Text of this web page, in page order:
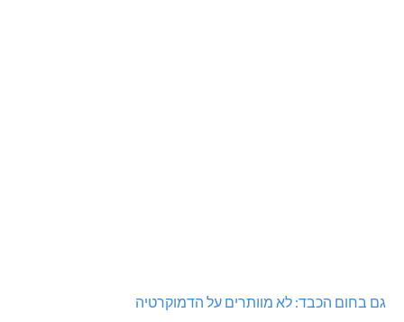
גם בחום הכבד: לא מוותרים על הדמוקרטיה